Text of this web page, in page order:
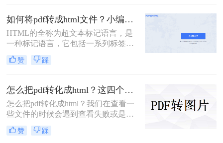
受到软件的制约，直接在网页上就能
查看，与此同时还能方便文件的共享
访问，只需一个链接就能实现查看，
非常方便，下面一起看看吧。
如何将pdf转成html文件？小编给你分享这三个方法！
HTML的全称为超文本标记语言，是
一种标记语言，它包括一系列标签，
通过这些标签我们可以将网络上的文
档格式统一，使分散的Internet资源连
赞 踩
怎么把pdf转化成html？这四个转HTML方法分享给你！
怎么把pdf转化成html？​我们在查看一
些文件的时候会遇到查看失败或是无
法打开的情况，发送的时候也可能会
出现这样或那样的问题，其实我们可
赞 踩